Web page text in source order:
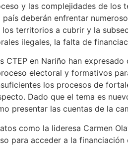
y las complejidades de
deberán enfrentar
territorios a cubrir y la
ilegales, la falta de
CTEP en Nariño han
electoral y formativos
los procesos de
Dado que el tema es
presentar las cuentas de la
como la lideresa Carmen
para acceder a la